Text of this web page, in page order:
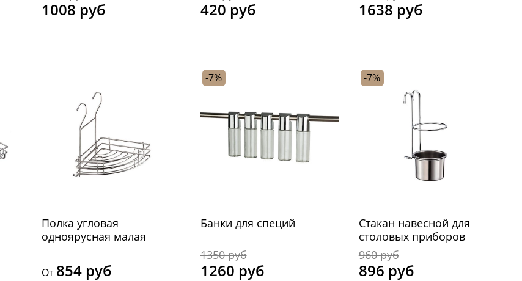
1008 руб 420 руб 1638 руб
Полка угловая
одноярусная малая
От 854 руб
-7%
Банки для специй
1350 руб
1260 руб
-7%
Стакан навесной для
столовых приборов
960 руб
896 руб